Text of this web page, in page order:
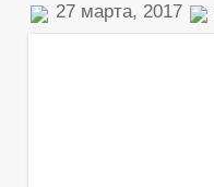
27 марта, 2017